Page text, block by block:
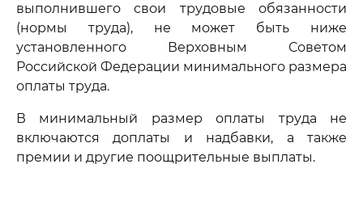
выполнившего свои трудовые обязанности
(нормы труда), не может быть ниже
установленного Верховным Советом
Российской Федерации минимального размера
оплаты труда.
В минимальный размер оплаты труда не
включаются доплаты и надбавки, а также
премии и другие поощрительные выплаты.